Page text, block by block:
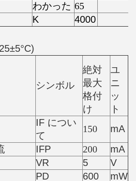
わかった 65
K 4000
シンボル
絶対
最大
格付
け
ユ
ニ
ッ
ト
IF につい
て
150
mA
IFP 200
mA
VR 5
V
PD 600 mW